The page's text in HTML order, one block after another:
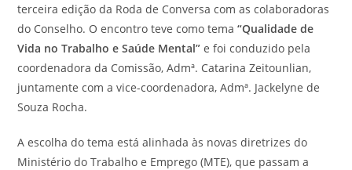
terceira edição da Roda de Conversa com as colaboradoras
do Conselho. O encontro teve como tema“Qualidade de
Vida no Trabalho e Saúde Mental” e foi conduzido pela
coordenadora da Comissão, Admª. Catarina Zeitounlian,
juntamente com a vice-coordenadora, Admª. Jackelyne de
Souza Rocha.
A escolha do tema está alinhada às novas diretrizes do
Ministério do Trabalho e Emprego (MTE), que passam a